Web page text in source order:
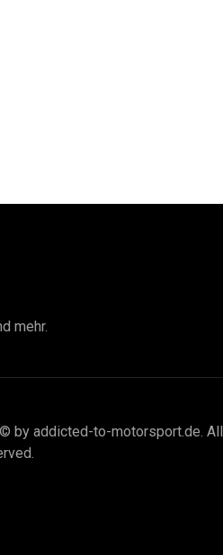
mehr.
by addicted-to-motorsport.de. All